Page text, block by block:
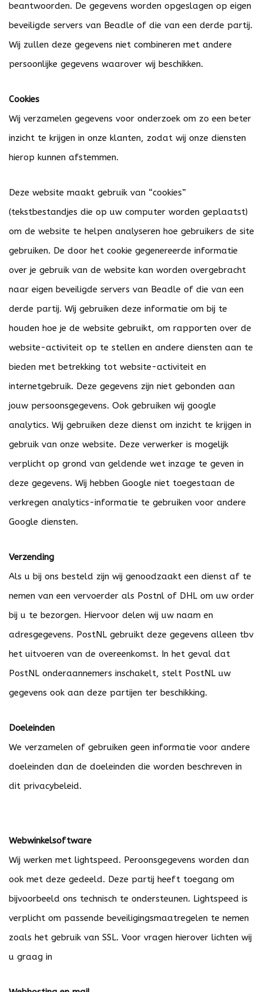
beantwoorden. De gegevens worden opgeslagen op eigen
beveiligde servers van Beadle of die van een derde partij.
Wij zullen deze gegevens niet combineren met andere
persoonlijke gegevens waarover wij beschikken.
Cookies
Wij verzamelen gegevens voor onderzoek om zo een beter
inzicht te krijgen in onze klanten, zodat wij onze diensten
hierop kunnen afstemmen.
Deze website maakt gebruik van “cookies”
(tekstbestandjes die op uw computer worden geplaatst)
om de website te helpen analyseren hoe gebruikers de site
gebruiken. De door het cookie gegenereerde informatie
over je gebruik van de website kan worden overgebracht
naar eigen beveiligde servers van Beadle of die van een
derde partij. Wij gebruiken deze informatie om bij te
houden hoe je de website gebruikt, om rapporten over de
website-activiteit op te stellen en andere diensten aan te
bieden met betrekking tot website-activiteit en
internetgebruik. Deze gegevens zijn niet gebonden aan
jouw persoonsgegevens. Ook gebruiken wij google
analytics. Wij gebruiken deze dienst om inzicht te krijgen in
gebruik van onze website. Deze verwerker is mogelijk
verplicht op grond van geldende wet inzage te geven in
deze gegevens. Wij hebben Google niet toegestaan de
verkregen analytics-informatie te gebruiken voor andere
Google diensten.
Verzending
Als u bij ons besteld zijn wij genoodzaakt een dienst af te
nemen van een vervoerder als Postnl of DHL om uw order
bij u te bezorgen. Hiervoor delen wij uw naam en
adresgegevens. PostNL gebruikt deze gegevens alleen tbv
het uitvoeren van de overeenkomst. In het geval dat
PostNL onderaannemers inschakelt, stelt PostNL uw
gegevens ook aan deze partijen ter beschikking.
Doeleinden
We verzamelen of gebruiken geen informatie voor andere
doeleinden dan de doeleinden die worden beschreven in
dit privacybeleid.
Webwinkelsoftware
Wij werken met lightspeed. Peroonsgegevens worden dan
ook met deze gedeeld. Deze partij heeft toegang om
bijvoorbeeld ons technisch te ondersteunen. Lightspeed is
verplicht om passende beveiligingsmaatregelen te nemen
zoals het gebruik van SSL. Voor vragen hierover lichten wij
u graag in